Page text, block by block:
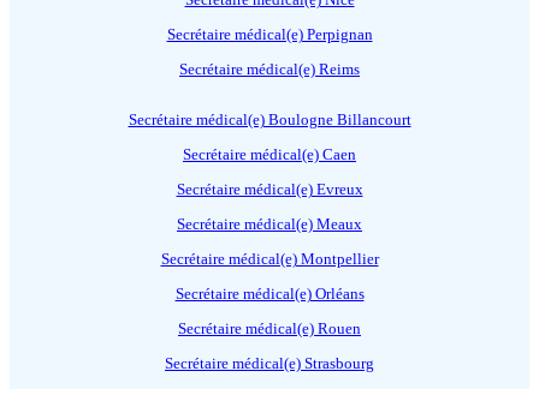
Secrétaire médical(e) Perpignan
Secrétaire médical(e) Reims
Secrétaire médical(e) Boulogne Billancourt
Secrétaire médical(e) Caen
Secrétaire médical(e) Evreux
Secrétaire médical(e) Meaux
Secrétaire médical(e) Montpellier
Secrétaire médical(e) Orléans
Secrétaire médical(e) Rouen
Secrétaire médical(e) Strasbourg